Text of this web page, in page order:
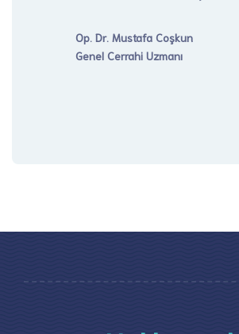
Op. Dr. Mustafa Coşkun
Genel Cerrahi Uzmanı